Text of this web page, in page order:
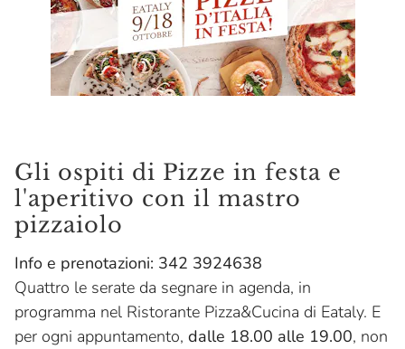
Gli ospiti di Pizze in festa e
l'aperitivo con il mastro
pizzaiolo
Info e prenotazioni: 342 3924638
Quattro le serate da segnare in agenda, in
programma nel Ristorante Pizza&Cucina di Eataly. E
per ogni appuntamento, dalle 18.00 alle 19.00, non